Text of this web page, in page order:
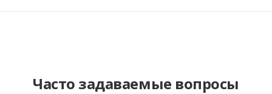
Часто задаваемые вопросы